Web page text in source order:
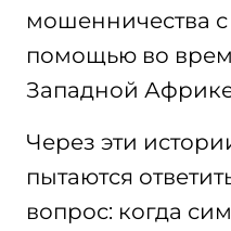
мошенничества
помощью во
Западной
Через эти
пытаются
вопрос: когда